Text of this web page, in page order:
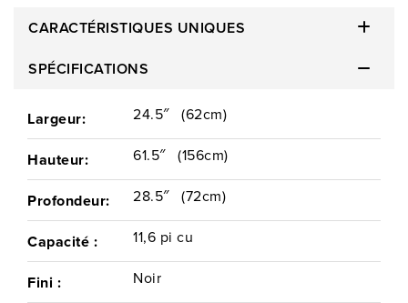
CARACTÉRISTIQUES UNIQUES
SPÉCIFICATIONS
Largeur: 24.5″(62cm)
Hauteur: 61.5″(156cm)
Profondeur: 28.5″(72cm)
Capacité : 11,6 pi cu
Fini : Noir